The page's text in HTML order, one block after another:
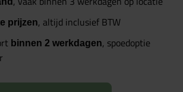
prijzen, altijd inclusief BTW
binnen 2 werkdagen, spoedoptie